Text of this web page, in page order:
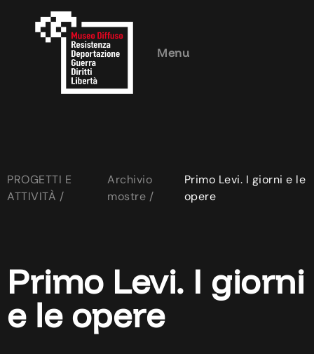
Menu
PROGETTI E
ATTIVITÀ /
Archivio
mostre /
Primo Levi. I giorni e le
opere
Primo Levi. I giorni
e le opere